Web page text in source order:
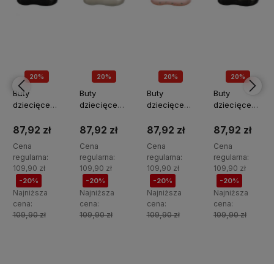
20%
PROMOCJA
Buty
dziecięce
TT385013-
87,92 zł
Cena
regularna:
109,90 zł
-20%
Najniższa
cena:
109,90 zł
20%
Buty
dziecięce
TT385012-
87,92 zł
Cena
regularna:
109,90 zł
-20%
Najniższa
cena:
109,90 zł
20%
Buty
dziecięce
TT385011-
87,92 zł
Cena
regularna:
109,90 zł
-20%
Najniższa
cena:
109,90 zł
20%
PROMOCJA
Buty
dziecięce
TT385010-
87,92 zł
Cena
regularna:
109,90 zł
-20%
Najniższa
cena:
109,90 zł